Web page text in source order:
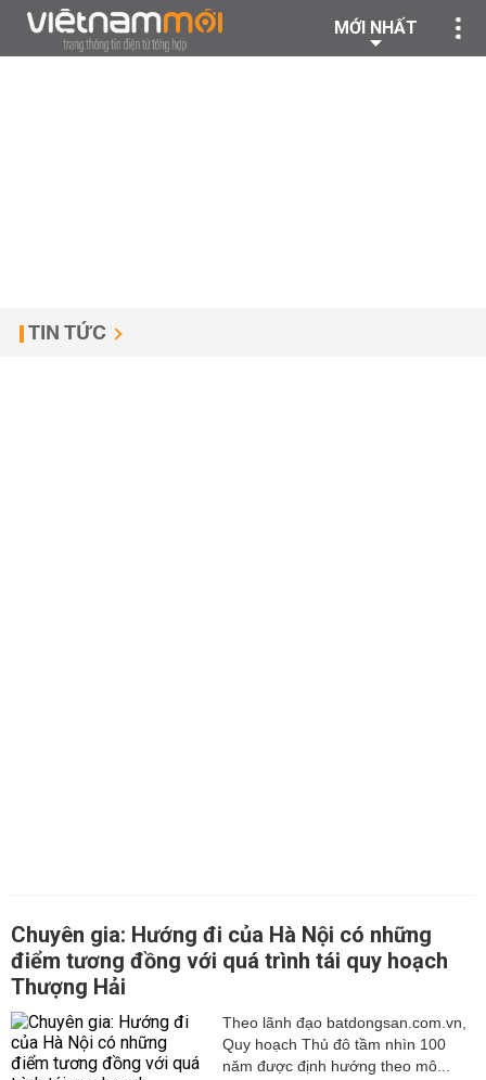
MỚI NHẤT
TIN TỨC
Chuyên gia: Hướng đi của Hà Nội có những
điểm tương đồng với quá trình tái quy hoạch
Thượng Hải
Theo lãnh đạo batdongsan.com.vn,
Quy hoạch Thủ đô tầm nhìn 100
năm được định hướng theo mô...